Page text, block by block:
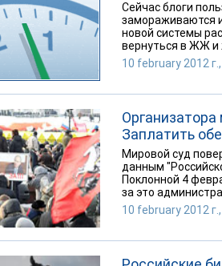
Сейчас блоги
замораживаются
новой системы
вернуться в ЖЖ и
10 february 2012 г.,
Заплатить
Мировой суд
данным
Поклонной 4
за это
10 february 2012 г.,